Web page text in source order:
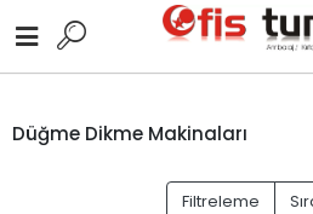
Düğme Dikme Makinaları
Filtreleme